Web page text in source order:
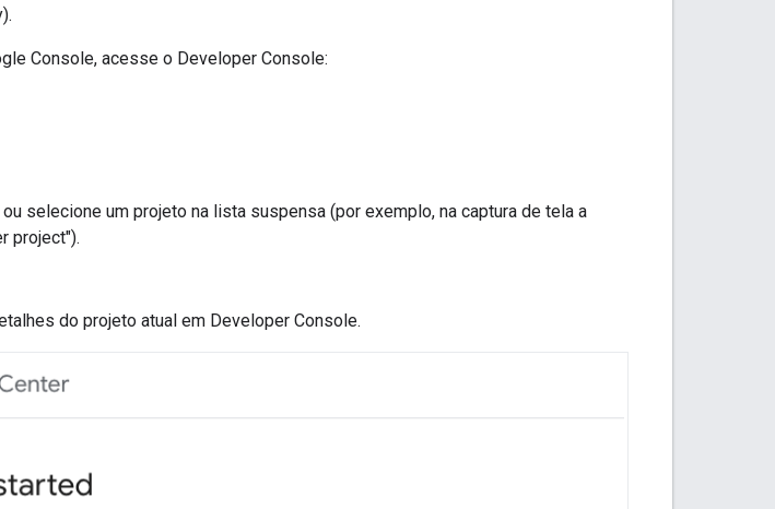
).
Console, acesse o Developer Console:
selecione um projeto na lista suspensa (por exemplo, na captura de tela a
project").
do projeto atual em Developer Console.